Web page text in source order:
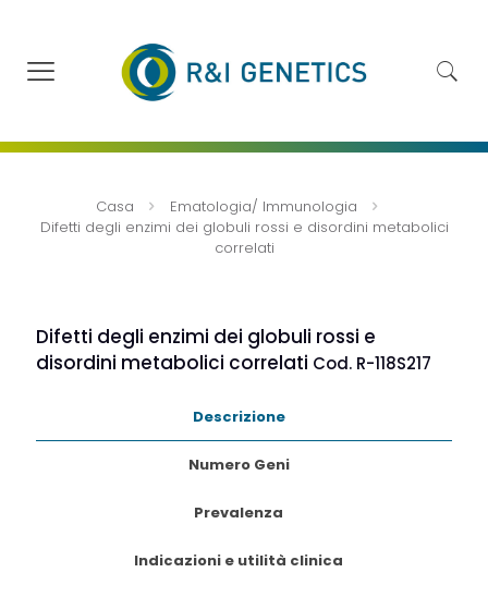
Casa
Ematologia/ Immunologia
Difetti degli enzimi dei globuli rossi e disordini metabolici
correlati
Difetti degli enzimi dei globuli rossi e
disordini metabolici correlati Cod. R-118S217
Descrizione
Numero Geni
Prevalenza
Indicazioni e utilità clinica